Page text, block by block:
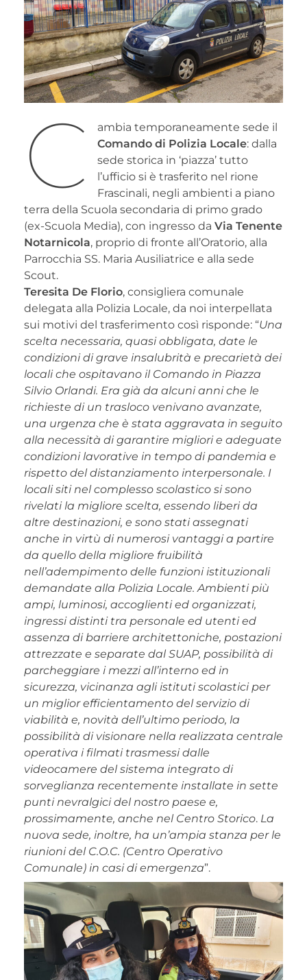
C
ambia temporaneamente sede il
Comando di Polizia Locale: dalla
sede storica in ‘piazza’ tutto
l’ufficio si è trasferito nel rione
Frascinali, negli ambienti a piano
terra della Scuola secondaria di primo grado
(ex-Scuola Media), con ingresso da Via Tenente
Notarnicola, proprio di fronte all’Oratorio, alla
Parrocchia SS. Maria Ausiliatrice e alla sede
Scout.
Teresita De Florio, consigliera comunale
delegata alla Polizia Locale, da noi interpellata
sui motivi del trasferimento così risponde: “Una
scelta necessaria, quasi obbligata, date le
condizioni di grave insalubrità e precarietà dei
locali che ospitavano il Comando in Piazza
Silvio Orlandi. Era già da alcuni anni che le
richieste di un trasloco venivano avanzate,
una urgenza che è stata aggravata in seguito
alla necessità di garantire migliori e adeguate
condizioni lavorative in tempo di pandemia e
rispetto del distanziamento interpersonale. I
locali siti nel complesso scolastico si sono
rivelati la migliore scelta, essendo liberi da
altre destinazioni, e sono stati assegnati
anche in virtù di numerosi vantaggi a partire
da quello della migliore fruibilità
nell’adempimento delle funzioni istituzionali
demandate alla Polizia Locale. Ambienti più
ampi, luminosi, accoglienti ed organizzati,
ingressi distinti tra personale ed utenti ed
assenza di barriere architettoniche, postazioni
attrezzate e separate dal SUAP, possibilità di
parcheggiare i mezzi all’interno ed in
sicurezza, vicinanza agli istituti scolastici per
un miglior efficientamento del servizio di
viabilità e, novità dell’ultimo periodo, la
possibilità di visionare nella realizzata centrale
operativa i filmati trasmessi dalle
videocamere del sistema integrato di
sorveglianza recentemente installate in sette
punti nevralgici del nostro paese e,
prossimamente, anche nel Centro Storico. La
nuova sede, inoltre, ha un’ampia stanza per le
riunioni del C.O.C. (Centro Operativo
Comunale) in casi di emergenza”.